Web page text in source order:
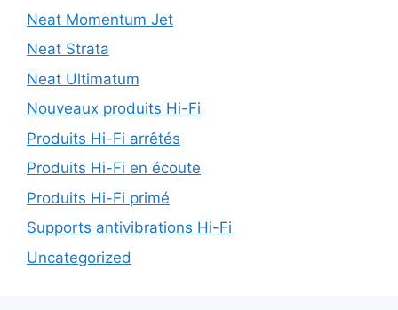
Neat Momentum Jet
Neat Strata
Neat Ultimatum
Nouveaux produits Hi-Fi
Produits Hi-Fi arrêtés
Produits Hi-Fi en écoute
Produits Hi-Fi primé
Supports antivibrations Hi-Fi
Uncategorized